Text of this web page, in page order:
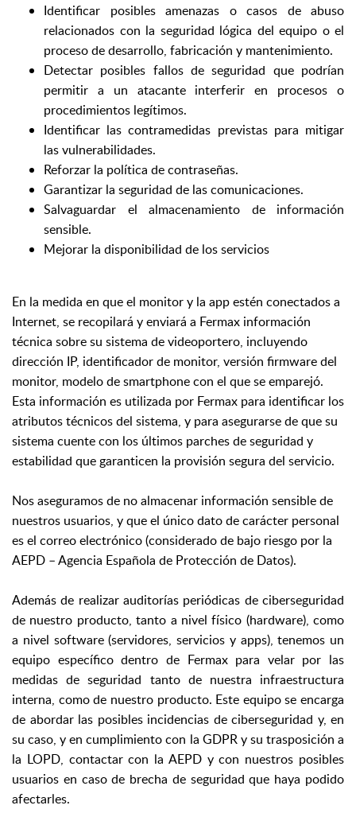
Identificar posibles amenazas o casos de abuso
relacionados con la seguridad lógica del equipo o el
proceso de desarrollo, fabricación y mantenimiento.
Detectar posibles fallos de seguridad que podrían
permitir a un atacante interferir en procesos o
procedimientos legítimos.
Identificar las contramedidas previstas para mitigar
las vulnerabilidades.
Reforzar la política de contraseñas.
Garantizar la seguridad de las comunicaciones.
Salvaguardar el almacenamiento de información
sensible.
Mejorar la disponibilidad de los servicios
En la medida en que el monitor y la app estén conectados a
Internet, se recopilará y enviará a Fermax información
técnica sobre su sistema de videoportero, incluyendo
dirección IP, identificador de monitor, versión firmware del
monitor, modelo de smartphone con el que se emparejó.
Esta información es utilizada por Fermax para identificar los
atributos técnicos del sistema, y para asegurarse de que su
sistema cuente con los últimos parches de seguridad y
estabilidad que garanticen la provisión segura del servicio.
Nos aseguramos de no almacenar información sensible de
nuestros usuarios, y que el único dato de carácter personal
es el correo electrónico (considerado de bajo riesgo por la
AEPD – Agencia Española de Protección de Datos).
Además de realizar auditorías periódicas de ciberseguridad
de nuestro producto, tanto a nivel físico (hardware), como
a nivel software (servidores, servicios y apps), tenemos un
equipo específico dentro de Fermax para velar por las
medidas de seguridad tanto de nuestra infraestructura
interna, como de nuestro producto. Este equipo se encarga
de abordar las posibles incidencias de ciberseguridad y, en
su caso, y en cumplimiento con la GDPR y su trasposición a
la LOPD, contactar con la AEPD y con nuestros posibles
usuarios en caso de brecha de seguridad que haya podido
afectarles.